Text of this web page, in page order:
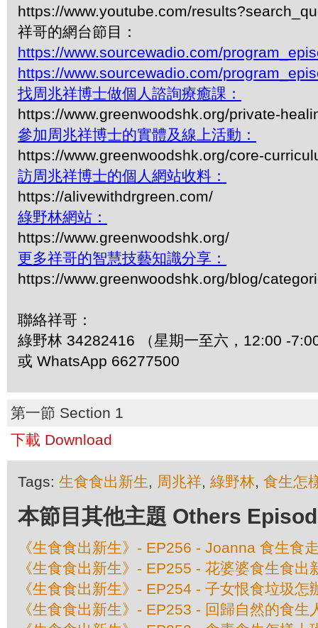
https://www.youtube.com/
祥哥的網台節目：
https://www.sourcewadio.com/
https://www.sourcewadio.com/
找周兆祥博士做個人諮詢療癒課：
https://www.greenwoodshk.org/private-
參加周兆祥博士的實體及線上活動：
https://www.greenwoodshk.org/core-
訪周兆祥博士的個人網站收料：
https://alivewithdrgreen.com/
綠野林網站：
https://www.greenwoodshk.org/
更多祥哥的智慧技藝知識分享：
https://www.greenwoodshk.org/blog/
聯絡祥哥：
綠野林 34282416 （星期一至六，12:00 -
或 WhatsApp 66277500
第一節 Section 1
下載 Download
Tags: 生食食出新生, 周兆祥, 綠野林, 食生怎
本節目其他主題 Others
《生食食出新生》- EP256 - Joanna 食生食
《生食食出新生》- EP255 - 花婆婆食生食出
《生食食出新生》- EP254 - 子女恨食垃圾怎
《生食食出新生》- EP253 - 回歸自然的食生